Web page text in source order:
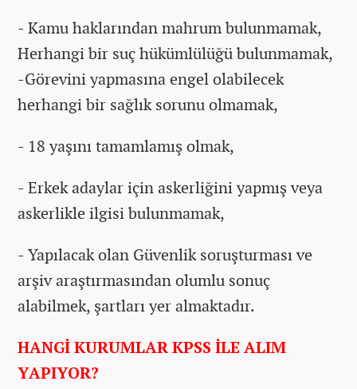
- Kamu haklarından mahrum bulunmamak,
Herhangi bir suç hükümlülüğü bulunmamak,
-Görevini yapmasına engel olabilecek
herhangi bir sağlık sorunu olmamak,
- 18 yaşını tamamlamış olmak,
- Erkek adaylar için askerliğini yapmış veya
askerlikle ilgisi bulunmamak,
- Yapılacak olan Güvenlik soruşturması ve
arşiv araştırmasından olumlu sonuç
alabilmek, şartları yer almaktadır.
HANGİ KURUMLAR KPSS İLE ALIM
YAPIYOR?